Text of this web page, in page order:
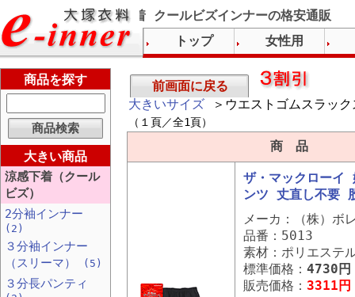
グンゼ下着 涼感下着 クールビズインナーの格安通販
前画面に戻る
大きいサイズ ＞ウエストゴムスラック
（１頁／全1頁）
商 品
ザ・マックローイ
ンツ 丈直し不要
メーカ：（株）ボ
品番：5013
素材：ポリエステ
標準価格： 4730円
販売価格： 3311円
商品を探す
大きい商品
涼感下着（クール
ビズ）
2分袖インナー
(2)
３分袖インナー
（スリーマ）
(5)
３分長パンティ
トップ 女性用